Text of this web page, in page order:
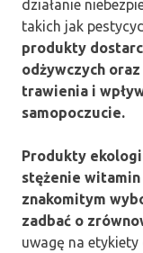
działanie
takich jak
produkty
odżywczych
trawienia i
samopoczucie.
Produkty
stężenie witamin
znakomitym
zadbać o
uwagę na